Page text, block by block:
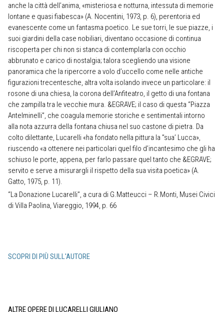
anche la città dell’anima, «misteriosa e notturna, intessuta di memorie
lontane e quasi fiabesca» (A. Nocentini, 1973, p. 6), perentoria ed
evanescente come un fantasma poetico. Le sue torri, le sue piazze, i
suoi giardini della case nobiliari, diventano occasione di continua
riscoperta per chi non si stanca di contemplarla con occhio
abbrunato e carico di nostalgia; talora scegliendo una visione
panoramica che la ripercorre a volo d’uccello come nelle antiche
figurazioni trecentesche, altra volta isolando invece un particolare: il
rosone di una chiesa, la corona dell’Anfiteatro, il getto di una fontana
che zampilla tra le vecchie mura. &EGRAVE; il caso di questa “Piazza
Antelminelli”, che coagula memorie storiche e sentimentali intorno
alla nota azzurra della fontana chiusa nel suo castone di pietra. Da
colto dilettante, Lucarelli «ha fondato nella pittura la ”sua’ Lucca»,
riuscendo «a ottenere nei particolari quel filo d’incantesimo che gli ha
schiuso le porte, appena, per farlo passare quel tanto che &EGRAVE;
servito e serve a misurargli il rispetto della sua visita poetica» (A.
Gatto, 1975, p. 11).
“La Donazione Lucarelli”, a cura di G.Matteucci – R.Monti, Musei Civici
di Villa Paolina, Viareggio, 1994, p. 66
SCOPRI DI PIÙ SULL'AUTORE
ALTRE OPERE DI LUCARELLI GIULIANO